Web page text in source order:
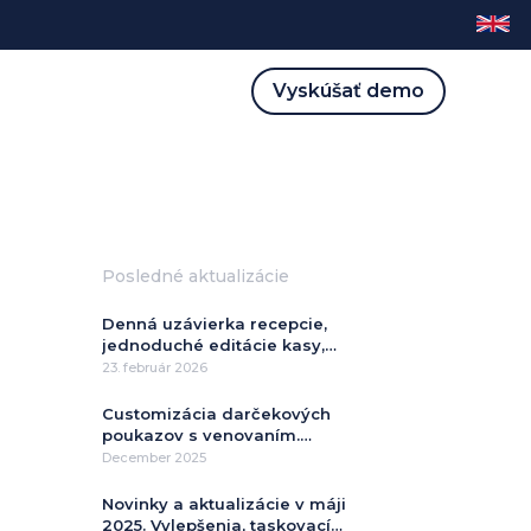
Vyskúšať demo
Posledné aktualizácie
Denná uzávierka recepcie,
jednoduché editácie kasy,
jednoduché zámeny izieb v
zľavové profily na kategórie
pokladne, drag and drop
presuny účtov na kasách
23. február 2026
Customizácia darčekových
poukazov s venovaním.
Prepracovaný modul pre
klientom s väzbou na CRM
systém. Novinky v
December 2025
Novinky a aktualizácie v máji
2025. Vylepšenia, taskovací